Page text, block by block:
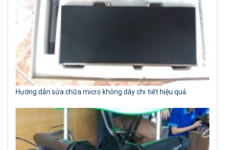
Hướng dẫn sửa chữa micro không dây chi tiết hiệu quả